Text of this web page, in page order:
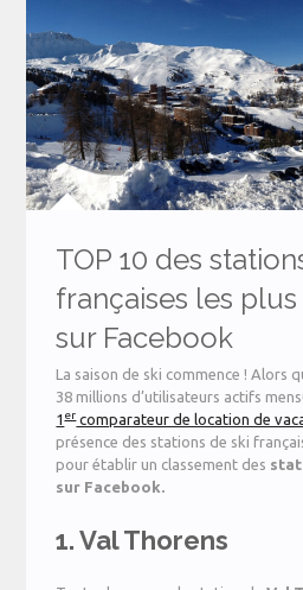
TOP 10 des
françaises les
sur Facebook
La saison de ski commence ! Alors
38 millions d’utilisateurs actifs
1ercomparateur de location de
présence des stations de ski
pour établir un classement des
sur Facebook.
1. Val Thorens